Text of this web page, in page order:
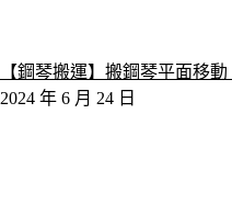
【鋼琴搬運】搬鋼琴平面移
2024 年 6 月 24 日